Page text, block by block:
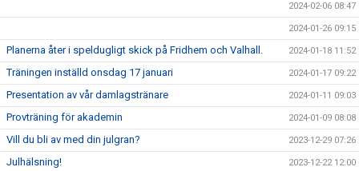
2024-02-06 08:47
2024-01-26 09:15
Planerna åter i speldugligt skick på Fridhem och Valhall. 2024-01-18 11:52
Träningen inställd onsdag 17 januari 2024-01-17 09:22
Presentation av vår damlagstränare 2024-01-11 09:03
Provträning för akademin 2024-01-09 08:08
Vill du bli av med din julgran? 2023-12-29 07:26
Julhälsning! 2023-12-22 12:00